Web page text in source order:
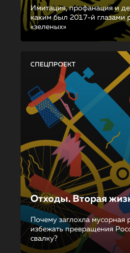
Имитация, профанация и
каким был 2017-й глазами
«зеленых»
СПЕЦПРОЕКТ
Отходы. Вторая
Почему заглохла мусорная
избежать превращения
свалку?